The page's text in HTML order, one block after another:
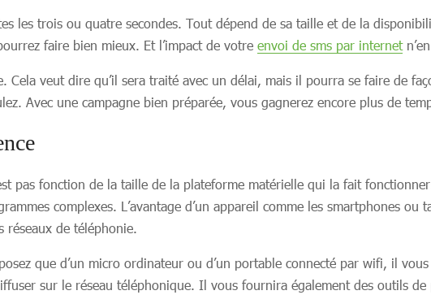
les trois ou quatre secondes. Tout dépend de sa taille et de la
faire bien mieux. Et l’impact de votre envoi de sms par internet
Cela veut dire qu’il sera traité avec un délai, mais il pourra se faire de
Avec une campagne bien préparée, vous gagnerez encore plus de
pas fonction de la taille de la plateforme matérielle qui la fait
complexes. L’avantage d’un appareil comme les smartphones ou
réseaux de téléphonie.
que d’un micro ordinateur ou d’un portable connecté par wifi, il
sur le réseau téléphonique. Il vous fournira également des outils